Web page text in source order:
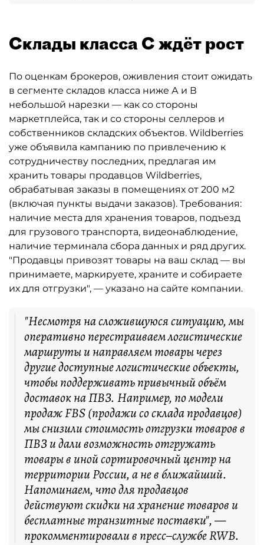
Склады класса С ждёт рост
По оценкам брокеров, оживления стоит ожидать
в сегменте складов класса ниже А и В
небольшой нарезки — как со стороны
маркетплейса, так и со стороны селлеров и
собственников складских объектов. Wildberries
уже объявила кампанию по привлечению к
сотрудничеству последних, предлагая им
хранить товары продавцов Wildberries,
обрабатывая заказы в помещениях от 200 м2
(включая пункты выдачи заказов). Требования:
наличие места для хранения товаров, подъезд
для грузового транспорта, видеонаблюдение,
наличие терминала сбора данных и ряд других.
"Продавцы привозят товары на ваш склад — вы
принимаете, маркируете, храните и собираете
их для отгрузки", — указано на сайте компании.
"Несмотря на сложившуюся ситуацию, мы
оперативно перестраиваем логистические
маршруты и направляем товары через
другие доступные логистические объекты,
чтобы поддерживать привычный объём
доставок на ПВЗ. Например, по модели
продаж FBS (продажи со склада продавцов)
мы снизили стоимость отгрузки товаров в
ПВЗ и дали возможность отгружать
товары в иной сортировочный центр на
территории России, а не в ближайший.
Напоминаем, что для продавцов
действуют скидки на хранение товаров и
бесплатные транзитные поставки", —
прокомментировали в пресс–службе RWB.